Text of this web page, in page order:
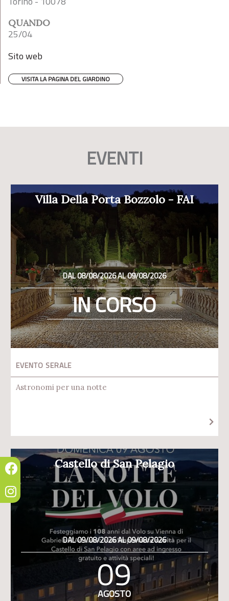
QUANDO
25/04
Sito web
VISITA LA PAGINA DEL GIARDINO
EVENTI
Villa Della Porta Bozzolo - FAI
DAL 08/08/2026 AL 09/08/2026
IN CORSO
EVENTO SERALE
Astronomi per una notte
Castello di San Pelagio
DAL 09/08/2026 AL 09/08/2026
09
AGOSTO